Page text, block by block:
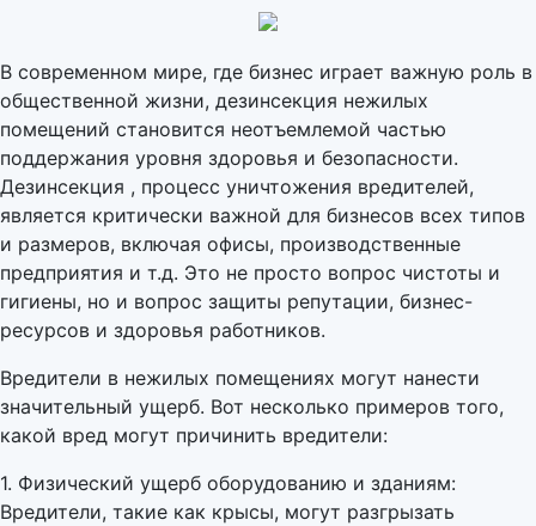
В современном мире, где бизнес играет важную роль в
общественной жизни, дезинсекция нежилых
помещений становится неотъемлемой частью
поддержания уровня здоровья и безопасности.
Дезинсекция , процесс уничтожения вредителей,
является критически важной для бизнесов всех типов
и размеров, включая офисы, производственные
предприятия и т.д. Это не просто вопрос чистоты и
гигиены, но и вопрос защиты репутации, бизнес-
ресурсов и здоровья работников.
Вредители в нежилых помещениях могут нанести
значительный ущерб. Вот несколько примеров того,
какой вред могут причинить вредители:
1. Физический ущерб оборудованию и зданиям:
Вредители, такие как крысы, могут разгрызать